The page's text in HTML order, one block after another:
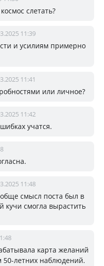
слетать?
11:39
и усилиям примерно
11:41
или личное?
11:42
учатся.
11:48
смысл поста был в
кучи смогла вырастить
карта желаний
50-летних наблюдений.